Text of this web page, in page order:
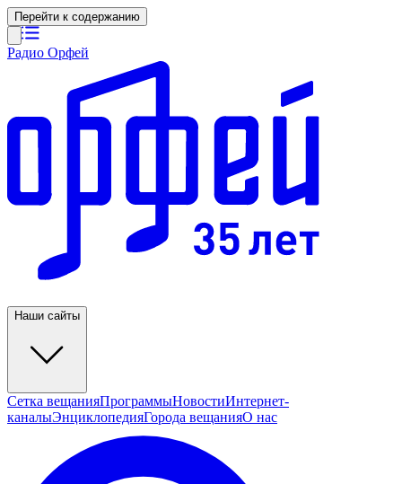
Перейти к содержанию
Радио Орфей
Наши сайты
Сетка вещанияПрограммыНовостиИнтернет-
каналыЭнциклопедияГорода вещанияО нас